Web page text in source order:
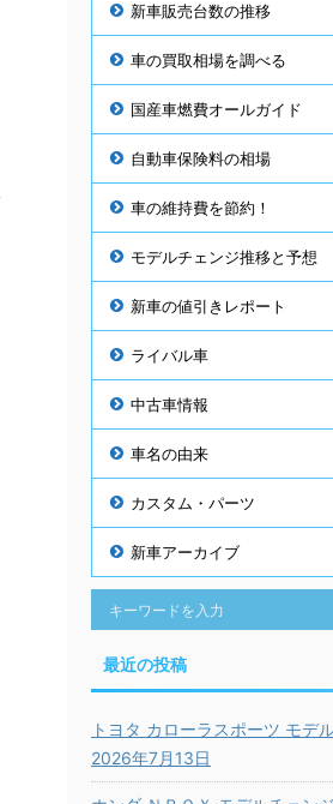
新車販売台数の推移
車の買取相場を調べる
国産車燃費オールガイド
自動車保険料の相場
車の維持費を節約！
モデルチェンジ推移と予想
新車の値引きレポート
ライバル車
中古車情報
車名の由来
カスタム・パーツ
新車アーカイブ
最近の投稿
トヨタ カローラスポーツ モデ
2026年7月13日